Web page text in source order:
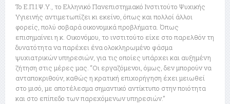
Το Ε.Π.Ι.Ψ.Υ., το Ελληνικό Πανεπιστημιακό Ινστιτούτο Ψυχικής
Υγιεινής αντιμετωπίζει κι εκείνο, όπως και πολλοί άλλοι
φορείς, πολύ σοβαρά οικονομικά προβλήματα. Όπως
επισημαίνει η κ. Οικονόμου, το ινστιτούτο είχε στο παρελθόν τη
δυνατότητα να παρέχει ένα ολοκληρωμένο φάσμα
ψυχιατρικών υπηρεσιών, για τις οποίες υπάρχει και αυξημένη
ζήτηση στις μέρες μας. “Οι εργαζόμενοι, όμως, δεν μπορούν να
ανταποκριθούν, καθώς η κρατική επιχορήγηση έχει μειωθεί
στο μισό, με αποτέλεσμα σημαντικό αντίκτυπο στην ποιότητα
και στο επίπεδο των παρεχόμενων υπηρεσιών.”